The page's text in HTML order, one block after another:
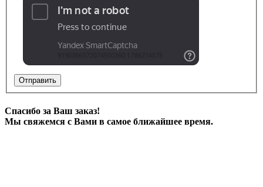
Отправить
Спасибо за Ваш заказ!
Мы свяжемся с Вами в самое ближайшее время.